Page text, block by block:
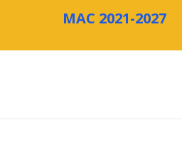
MAC 2021-2027